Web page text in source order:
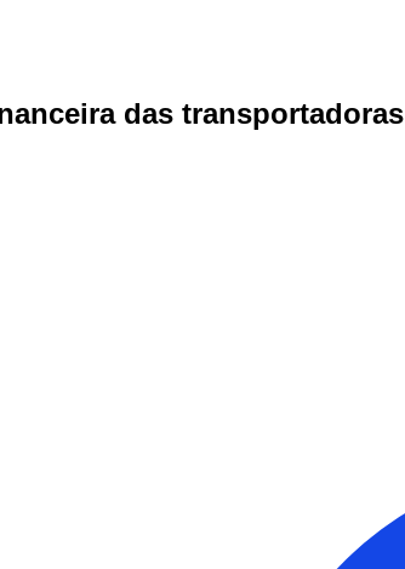
das transportadoras